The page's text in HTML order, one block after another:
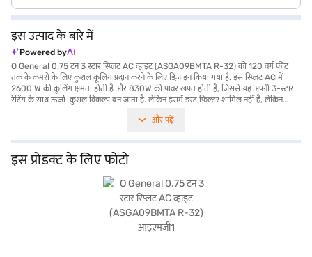
इस उत्पाद के बारे में
Powered by
O General 0.75 टन 3 स्टार स्प्लिट AC व्हाइट (ASGA09BMTA R-32) को 120 वर्ग फीट
तक के कमरों के लिए कुशल कूलिंग प्रदान करने के लिए डिज़ाइन किया गया है. इस स्प्लिट AC में
2600 W की कूलिंग क्षमता होती है और 830W की पावर खपत होती है, जिससे यह अपनी 3-स्टार
रेटिंग के साथ ऊर्जा-कुशल विकल्प बन जाता है. लेकिन इसमें डस्ट फिल्टर शामिल नहीं है, लेकिन
ड्यूरेबल कंप्रेसर से लैस है, जो 5-वर्ष की वारंटी द्वारा समर्थित है, जबकि प्रोडक्ट में 1-वर्ष की
कूलिंग समाधान चाहते हैं. इसका वॉल-माउंटेड डिज़ाइन यह सुनिश्चित करता है कि यह जगह बचाए और
किसी भी कमरे में आसानी से मिल जाए. यह O General AC उन लोगों के लिए एक व्यावहारिक
समाधान है जो कॉम्पैक्ट फॉर्म फैक्टर में प्रभावी कूलिंग को प्राथमिकता देते हैं. खरीदारी करने के लिए
बजाज फाइनेंस पर विकल्पों के बारे में जानें या पार्टनर स्टोर पर जाएं और Easy EMIs का लाभ उठाएं.
और पढ़ें
इस प्रोडक्ट के लिए फोटो